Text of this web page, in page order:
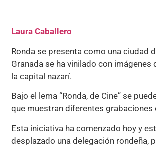
Laura Caballero
Ronda se presenta como una ciudad
Granada se ha vinilado con
la capital nazarí.
Bajo el lema “Ronda, de Cine” se
que muestran diferentes
Esta iniciativa ha comenzado hoy y
desplazado una delegación rondeña,